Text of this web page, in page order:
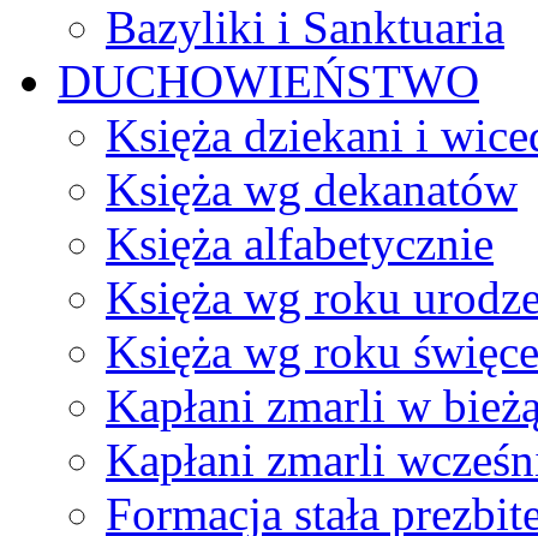
Bazyliki i Sanktuaria
DUCHOWIEŃSTWO
Księża dziekani i
Księża wg dekanatów
Księża alfabetycznie
Księża wg roku
Księża wg roku
Kapłani zmarli w
Kapłani zmarli
Formacja stała